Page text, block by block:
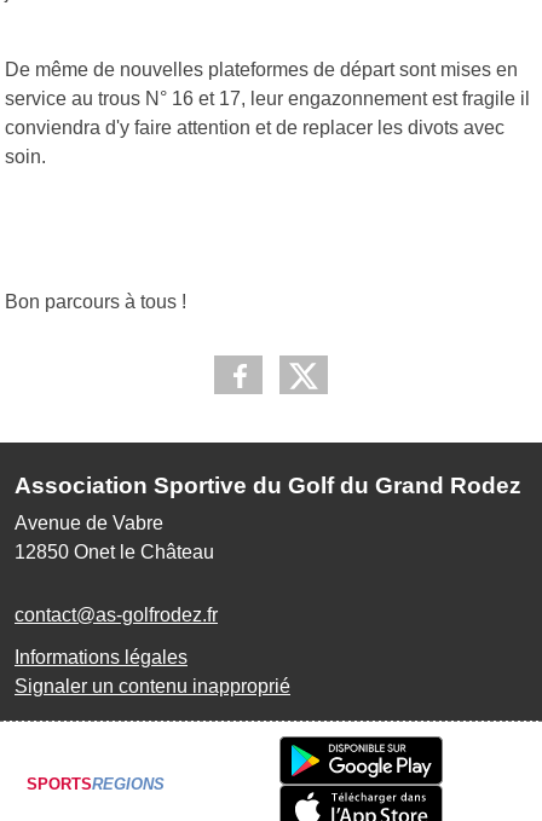
De même de nouvelles plateformes de départ sont mises en
service au trous N° 16 et 17, leur engazonnement est fragile il
conviendra d'y faire attention et de replacer les divots avec
soin.
Bon parcours à tous !
Association Sportive du Golf du Grand Rodez
Avenue de Vabre
12850 Onet le Château
contact@as-golfrodez.fr
Informations légales
Signaler un contenu inapproprié
SPORTSREGIONS